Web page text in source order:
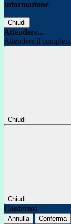
Informazione
Chiudi
Attendere...
Attendere il
Chiudi
Chiudi
Conferma
Annulla Conferma